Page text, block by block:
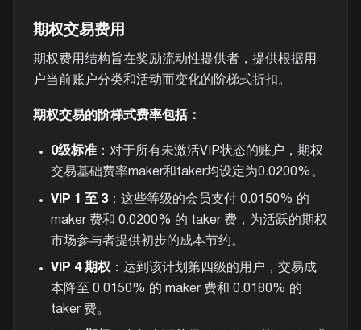
期权交易费用
期权费用结构旨在奖励流动性提供者，提供根据用
户当前账户分类和活动而变化的阶梯式折扣。
期权交易的阶梯式费率包括：
0级标准：对于所有未激活VIP状态的账户，期权
交易基础费率maker和taker均设定为0.0200%。
VIP 1 至 3：这些等级的会员支付 0.0150% 的
maker 费和 0.0200% 的 taker 费，为活跃的期权
市场参与者提供初步的成本节约。
VIP 4 期权：达到该计划第四级的用户，交易成
本降至 0.0150% 的 maker 费和 0.0180% 的
taker 费。